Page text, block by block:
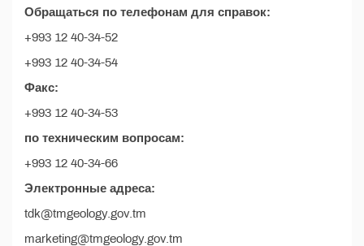
Обращаться по телефонам для справок:
+993 12 40-34-52
+993 12 40-34-54
Факс:
+993 12 40-34-53
по техническим вопросам:
+993 12 40-34-66
Электронные адреса:
tdk@tmgeology.gov.tm
marketing@tmgeology.gov.tm